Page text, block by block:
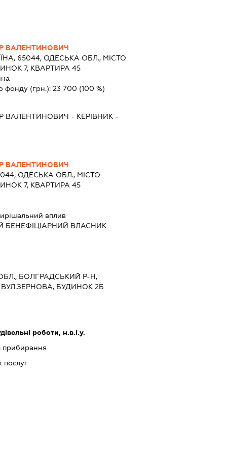
ВАЛЕНТИНОВИЧ
65044, ОДЕСЬКА ОБЛ., МІСТО
7, КВАРТИРА 45
фонду (грн.): 23 700 (100 %)
ВАЛЕНТИНОВИЧ - КЕРІВНИК -
ВАЛЕНТИНОВИЧ
ОДЕСЬКА ОБЛ., МІСТО
7, КВАРТИРА 45
вплив
БЕНЕФІЦІАРНИЙ ВЛАСНИК
БОЛГРАДСЬКИЙ Р-Н,
БУДИНОК 2Б
роботи, н.в.і.у.
прибирання